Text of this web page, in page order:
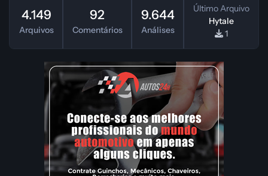
4.149
Arquivos
92
Comentários
9.644
Análises
Último Arquivo
Hytale
1